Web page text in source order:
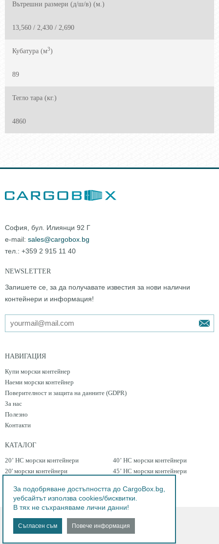
Вътрешни размери (д/ш/в) (м.)
13,560 / 2,430 / 2,690
Кубатура (м3)
89
Тегло тара (кг.)
4860
София, бул. Илиянци 92 Г
e-mail: sales@cargobox.bg
тел.: +359 2 915 11 40
NEWSLETTER
Запишете се, за да получавате известия за нови налични
контейнери и информация!
НАВИГАЦИЯ
Купи морски контейнер
Наеми морски контейнер
Поверителност и защита на данните (GDPR)
За нас
Полезно
Контакти
КАТАЛОГ
20’ HC морски контейнери
20' морски контейнери
40’ HC морски контейнери
45’ HC морски контейнери
©2026 CargoBox.bg. Всички права запазени!
Дизайн и разработка от
За подобряване достъпността до CargoBox.bg,
уебсайтът използва cookies/бисквитки.
В тях не съхраняваме лични данни!
Съгласен съм Повече информация